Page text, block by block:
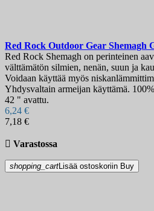
Red Rock Outdoor Gear Shemagh
Red Rock Shemagh on perinteinen
välttämätön silmien, nenän, suun ja
Voidaan käyttää myös
Yhdysvaltain armeijan käyttämä.
42 " avattu.
6,24 €
7,18 €
 Varastossa
shopping_cartLisää ostoskoriin Buy